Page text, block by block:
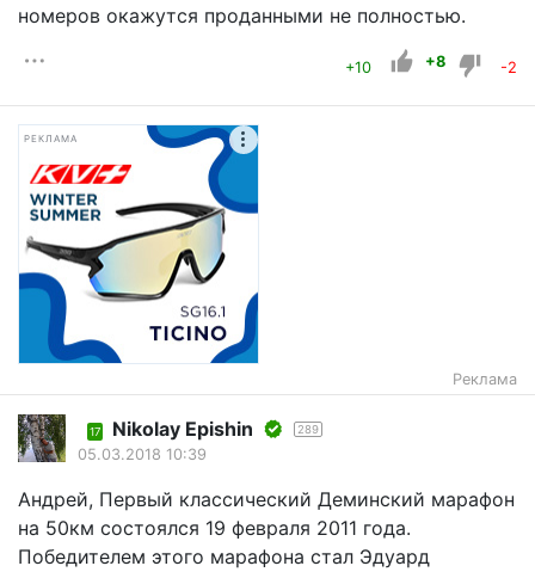
номеров окажутся проданными не полностью.
+10 +8 -2
РЕКЛАМА
Реклама
17 Nikolay Epishin 289
05.03.2018 10:39
Андрей, Первый классический Деминский марафон
на 50км состоялся 19 февраля 2011 года.
Победителем этого марафона стал Эдуард